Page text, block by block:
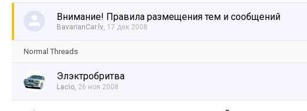
Внимание! Правила размещения тем и сообщений
BavarianCar.lv, 17 дек 2008
Normal Threads
Элэктробритва
Lacio, 26 ноя 2008